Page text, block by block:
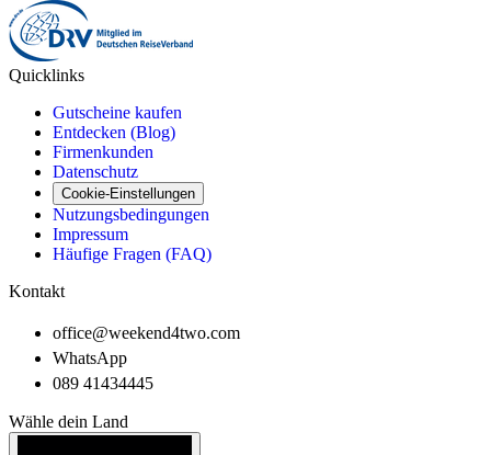
Quicklinks
Gutscheine kaufen
Entdecken (Blog)
Firmenkunden
Datenschutz
Cookie-Einstellungen
Nutzungsbedingungen
Impressum
Häufige Fragen (FAQ)
Kontakt
office@weekend4two.com
WhatsApp
089 41434445
Wähle dein Land